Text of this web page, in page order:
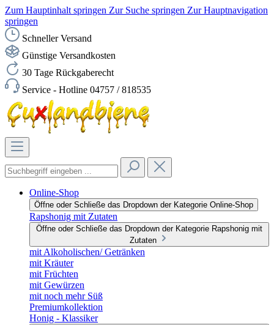
Zum Hauptinhalt springen Zur Suche springen Zur Hauptnavigation
springen
Schneller Versand
Günstige Versandkosten
30 Tage Rückgaberecht
Service - Hotline 04757 / 818535
Online-Shop
Öffne oder Schließe das Dropdown der Kategorie Online-Shop
Rapshonig mit Zutaten
Öffne oder Schließe das Dropdown der Kategorie Rapshonig mit
Zutaten
mit Alkoholischen/ Getränken
mit Kräuter
mit Früchten
mit Gewürzen
mit noch mehr Süß
Premiumkollektion
Honig - Klassiker